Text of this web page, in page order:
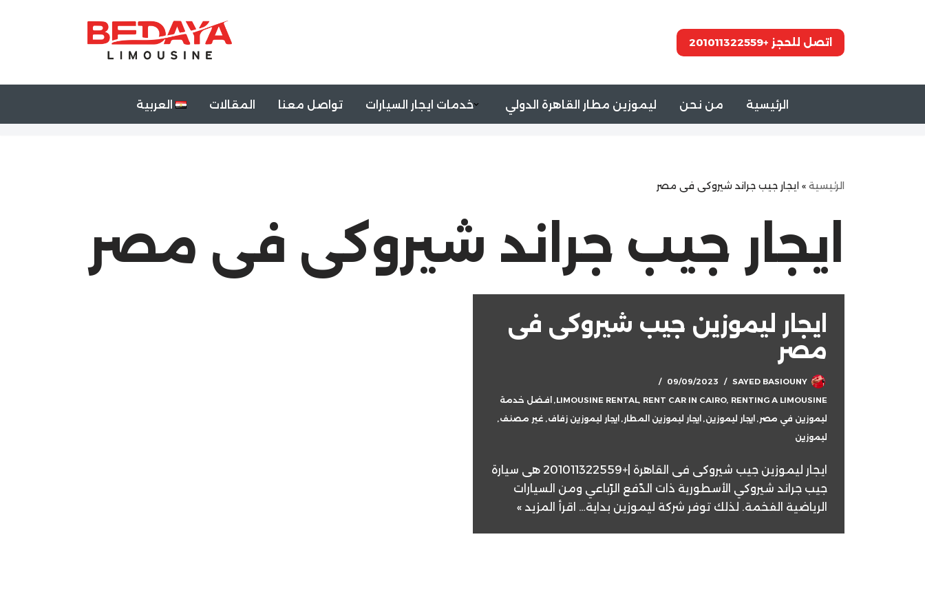
اتصل للحجز +201011322559
الرئيسية من نحن ليموزين مطار القاهرة الدولي خدمات ايجار السيارات تواصل معنا المقالات العربية
الرئيسية » ايجار جيب جراند شيروكى فى مصر
ايجار جيب جراند شيروكى فى مصر
ايجار ليموزين جيب شيروكى فى
مصر
SAYED BASIOUNY
09/09/2023
LIMOUSINE RENTAL, RENT CAR IN CAIRO, RENTING A LIMOUSINE
, افضل خدمة
ليموزين في مصر , ايجار ليموزين, ايجار ليموزين المطار , ايجار ليموزين زفاف, غير مصنف,
ليموزين
ايجار ليموزين جيب شيروكى فى القاهرة |+201011322559 هى سيارة
جيب جراند شيروكي الأسطورية ذات الدّفع الرّباعي ومن السيارات
الرياضية الفخمة. لذلك توفر شركة ليموزين بداية… اقرأ المزيد »